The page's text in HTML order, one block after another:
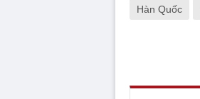
Hàn Quốc